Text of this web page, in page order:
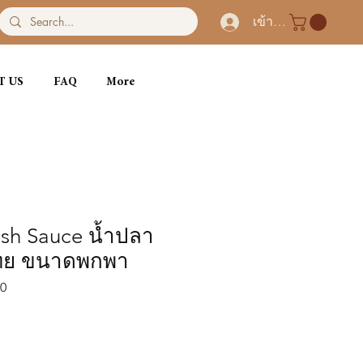
เข้าสู่ระบบ
US FAQ More
Sauce น้ำปลา
ขนาดพกพา